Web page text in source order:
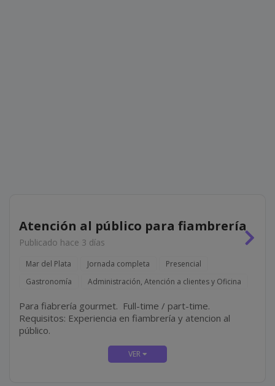
Atención al público para fiambrería
Publicado hace 3 días
Mar del Plata Jornada completa
Presencial
Gastronomía
Administración, Atención a clientes y Oficina
Para fiabrería gourmet. Full-time / part-time.
Requisitos: Experiencia en fiambrería y atencion al
público.